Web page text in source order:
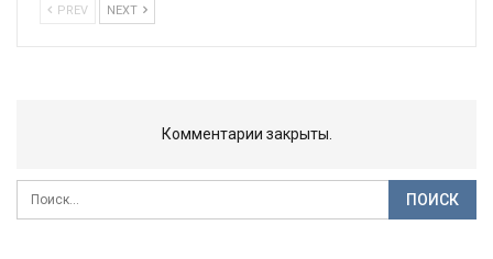
PREV NEXT
Комментарии закрыты.